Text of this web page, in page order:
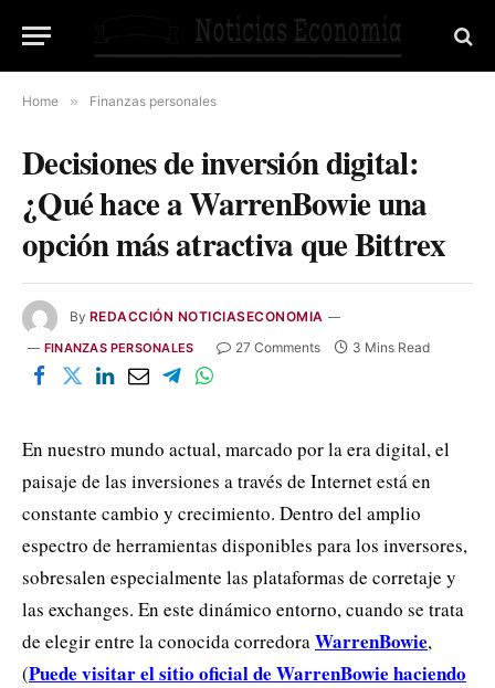
Home » Finanzas personales
Decisiones de inversión digital:
¿Qué hace a WarrenBowie una
opción más atractiva que Bittrex
By REDACCIÓN NOTICIASECONOMIA
FINANZAS PERSONALES 27 Comments 3 Mins Read
En nuestro mundo actual, marcado por la era digital, el
paisaje de las inversiones a través de Internet está en
constante cambio y crecimiento. Dentro del amplio
espectro de herramientas disponibles para los inversores,
sobresalen especialmente las plataformas de corretaje y
las exchanges. En este dinámico entorno, cuando se trata
de elegir entre la conocida corredoraWarrenBowie,
(Puede visitar el sitio oficial de WarrenBowie haciendo